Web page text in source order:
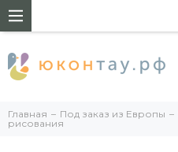
Главная Под заказ из Европы
рисования